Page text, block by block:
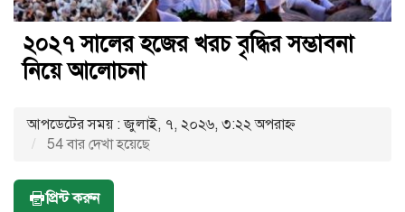
২০২৭ সালের হজের খরচ বৃদ্ধির সম্ভাবনা
নিয়ে আলোচনা
আপডেটের সময় : জুলাই, ৭, ২০২৬, ৩:২২ অপরাহ্ণ
54 বার দেখা হয়েছে
প্রিন্ট করুন